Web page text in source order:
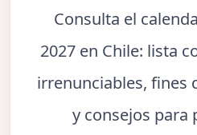
Consulta el
2027 en Chile: lista
irrenunciables, fines
y consejos para